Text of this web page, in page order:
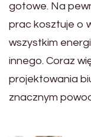
gotowe. Na
prac kosztuje o
wszystkim
innego. Coraz
projektowania
znacznym